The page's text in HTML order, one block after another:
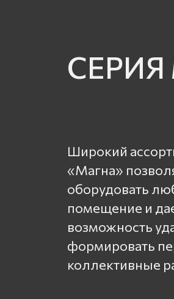
Широкий
«Магна»
оборудовать
помещение и
возможность
формировать
коллективные